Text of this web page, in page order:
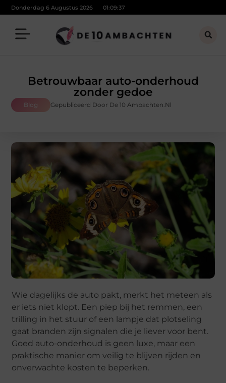
Donderdag 6 Augustus 2026 01:09:37
Betrouwbaar auto-onderhoud
zonder gedoe
Blog Gepubliceerd Door De 10 Ambachten.nl
Wie dagelijks de auto pakt, merkt het meteen als
er iets niet klopt. Een piep bij het remmen, een
trilling in het stuur of een lampje dat plotseling
gaat branden zijn signalen die je liever voor bent.
Goed auto-onderhoud is geen luxe, maar een
praktische manier om veilig te blijven rijden en
onverwachte kosten te beperken.